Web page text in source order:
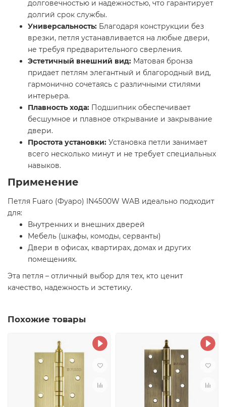
долговечностью и надежностью, что гарантирует
долгий срок службы.
Универсальность: Благодаря конструкции без
врезки, петля устанавливается на любые двери,
не требуя предварительного сверления.
Эстетичный внешний вид: Матовая бронза
придает петлям элегантный и благородный вид,
гармонично сочетаясь с различными стилями
интерьера.
Плавность хода: Подшипник обеспечивает
бесшумное и плавное открывание и закрывание
двери.
Простота установки: Установка петли занимает
всего несколько минут и не требует специальных
навыков.
Применение
Петля Fuaro (Фуаро) IN4500W WAB идеально подходит
для:
Внутренних и внешних дверей
Мебель (шкафы, комоды, серванты)
Двери в офисах, квартирах, домах и других
помещениях.
Эта петля – отличный выбор для тех, кто ценит
качество, надежность и эстетику.
Похожие товары